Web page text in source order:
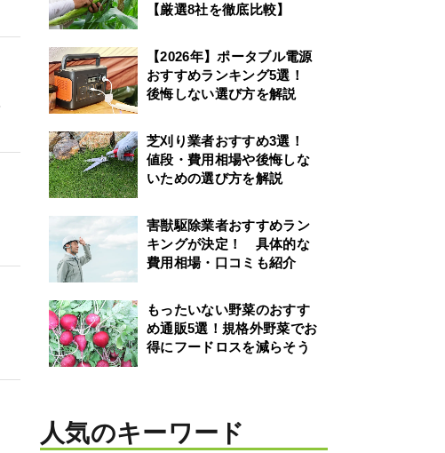
【厳選8社を徹底比較】
【2026年】ポータブル電源
おすすめランキング5選！
後悔しない選び方を解説
芝刈り業者おすすめ3選！
値段・費用相場や後悔しな
いための選び方を解説
害獣駆除業者おすすめラン
キングが決定！ 具体的な
費用相場・口コミも紹介
もったいない野菜のおすす
め通販5選！規格外野菜でお
得にフードロスを減らそう
人気のキーワード